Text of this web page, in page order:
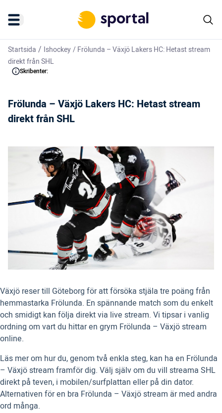
Startsida / Ishockey/Frölunda – Växjö Lakers HC: Hetast stream
direkt från SHL
Skribenter:
Frölunda – Växjö Lakers HC: Hetast stream
direkt från SHL
Växjö reser till Göteborg för att försöka stjäla tre poäng från
hemmastarka Frölunda. En spännande match som du enkelt
och smidigt kan följa direkt via live stream. Vi tipsar i vanlig
ordning om vart du hittar en grym Frölunda – Växjö stream
online.
Läs mer om hur du, genom två enkla steg, kan ha en Frölunda
– Växjö stream framför dig. Välj själv om du vill streama SHL
direkt på teven, i mobilen/surfplattan eller på din dator.
Alternativen för en bra Frölunda – Växjö stream är med andra
ord många.